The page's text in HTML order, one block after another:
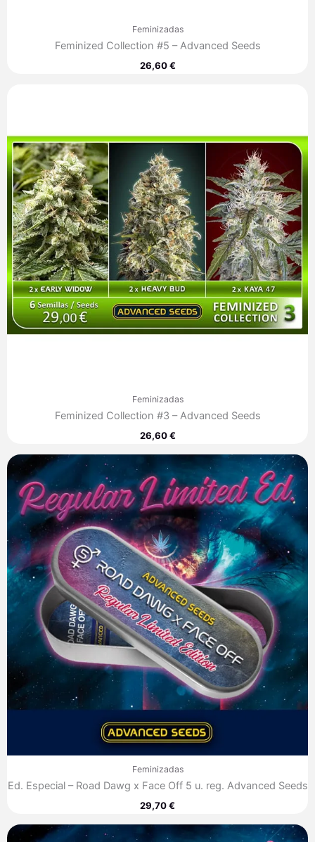
Feminizadas
Feminized Collection #5 – Advanced Seeds
26,60€
Feminizadas
Feminized Collection #3 – Advanced Seeds
26,60€
Feminizadas
Ed. Especial – Road Dawg x Face Off 5 u. reg. Advanced Seeds
29,70€